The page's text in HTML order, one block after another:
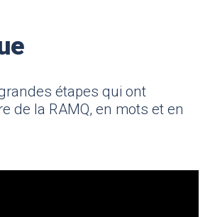
étapes qui ont
de la RAMQ, en mots et en